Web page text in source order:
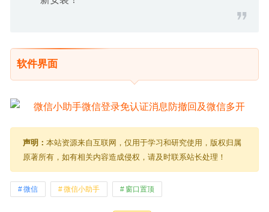
软件界面
声明： 本站资源来自互联网，仅用于学习和研究使用，版权归属
原著所有，如有相关内容造成侵权，请及时联系站长处理！
微信 微信小助手 窗口置顶